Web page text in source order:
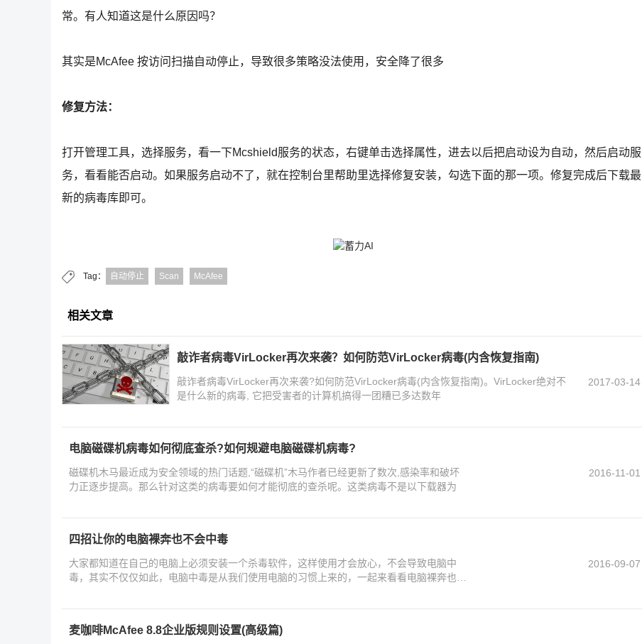
常。有人知道这是什么原因吗？
其实是McAfee 按访问扫描自动停止，导致很多策略没法使用，安全降了很多
修复方法：
打开管理工具，选择服务，看一下Mcshield服务的状态，右键单击选择属性，进去以后把启动设为自动，然后启动服
务，看看能否启动。如果服务启动不了，就在控制台里帮助里选择修复安装，勾选下面的那一项。修复完成后下载最
新的病毒库即可。
Tag： 自动停止 Scan McAfee
相关文章
敲诈者病毒VirLocker再次来袭？如何防范VirLocker病毒(内含恢复指南)
敲诈者病毒VirLocker再次来袭?如何防范VirLocker病毒(内含恢复指南)。VirLocker绝对不
是什么新的病毒, 它把受害者的计算机搞得一团糟已多达数年
2017-03-14
电脑磁碟机病毒如何彻底查杀?如何规避电脑磁碟机病毒?
磁碟机木马最近成为安全领域的热门话题,“磁碟机”木马作者已经更新了数次,感染率和破坏
力正逐步提高。那么针对这类的病毒要如何才能彻底的查杀呢。这类病毒不是以下载器为
2016-11-01
四招让你的电脑裸奔也不会中毒
大家都知道在自己的电脑上必须安装一个杀毒软件，这样使用才会放心，不会导致电脑中
毒，其实不仅仅如此，电脑中毒是从我们使用电脑的习惯上来的，一起来看看电脑裸奔也不
2016-09-07
麦咖啡McAfee 8.8企业版规则设置(高级篇)